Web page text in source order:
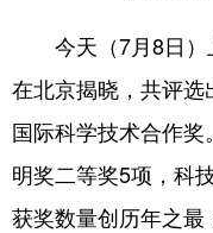
科技 科
健康 军
食品 人居
今天（7月8日）
在北京揭晓，共评
国际科学技术合作
明奖二等奖5项，科
获奖数量创历年之